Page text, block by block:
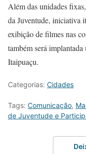
Além das unidades
da Juventude, iniciativa
exibição de filmes nas
também será
Itaipuaçu.
Categorias: Cidades
Tags: Comunicação,
de Juventude e